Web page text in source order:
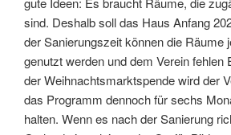
sind. Deshalb soll das Haus Anfang
der Sanierungszeit können die Räume
genutzt werden und dem Verein fehlen
der Weihnachtsmarktspende wird der
das Programm dennoch für sechs
halten. Wenn es nach der Sanierung